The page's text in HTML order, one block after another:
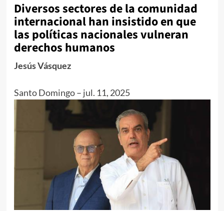
Diversos sectores de la comunidad
internacional han insistido en que
las políticas nacionales vulneran
derechos humanos
Jesús Vásquez
Santo Domingo– jul. 11, 2025